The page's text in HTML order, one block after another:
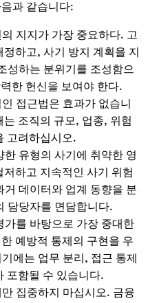
과 같습니다:
지지가 가장 중요하다. 고
하고, 사기 방지 계획을 지
성하는 분위기를 조성함으
한 헌신을 보여야 한다.
접근법은 효과가 없습니
는 조직의 규모, 업종, 위험
고려하십시오.
한 유형의 사기에 취약한 영
하고 지속적인 사기 위험
데이터와 업계 동향을 분
담당자를 면담합니다.
가를 바탕으로 가장 중대한
예방적 통제의 구현을 우
에는 업무 분리, 접근 통제
포함될 수 있습니다.
집중하지 마십시오. 금융